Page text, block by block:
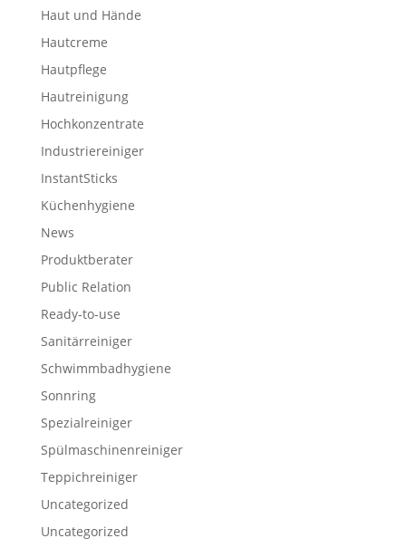
Haut und Hände
Hautcreme
Hautpflege
Hautreinigung
Hochkonzentrate
Industriereiniger
InstantSticks
Küchenhygiene
News
Produktberater
Public Relation
Ready-to-use
Sanitärreiniger
Schwimmbadhygiene
Sonnring
Spezialreiniger
Spülmaschinenreiniger
Teppichreiniger
Uncategorized
Uncategorized